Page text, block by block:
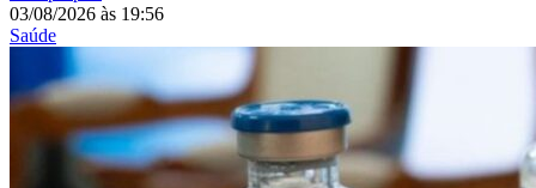
03/08/2026 às 19:56
Saúde